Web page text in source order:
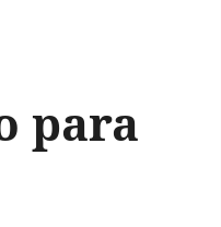
para